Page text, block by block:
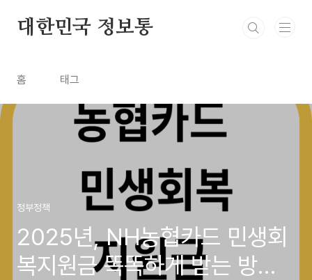
대한민국 정보통
홈 태그
정부정책
2025년, NH농협카드 민생회
복지원금 똑똑하게 받는 방법